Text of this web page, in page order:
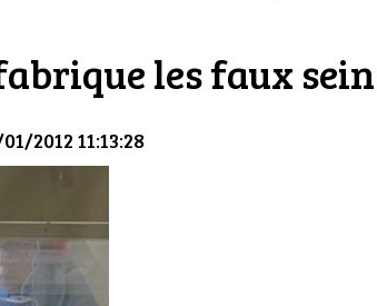
les faux
2012 11:13:28